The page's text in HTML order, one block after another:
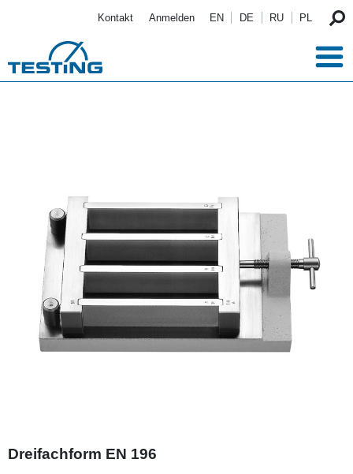
Kontakt Anmelden EN DE RU PL
Dreifachform EN 196